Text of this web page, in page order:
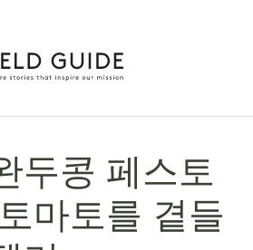
두콩 페스토
마토를 곁들